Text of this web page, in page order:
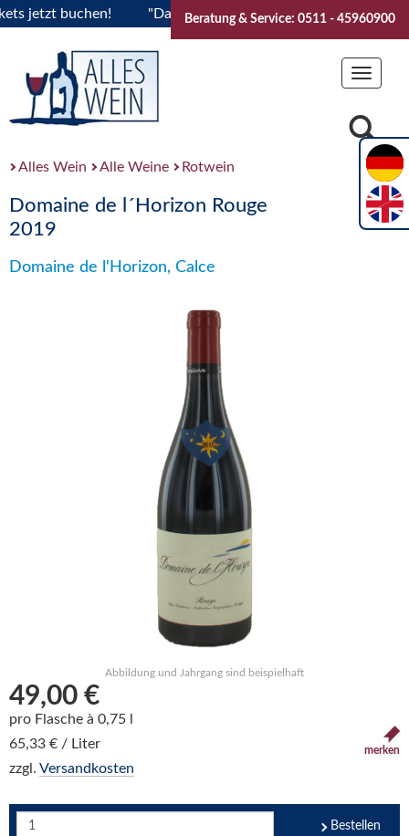
buchen! "Das Sommerfest 2026" Vive la
Beratung & Service: 0511 - 45960900
Toggle
Alles Wein Alle Weine Rotwein
Domaine de l´Horizon Rouge
2019
Domaine de l'Horizon, Calce
Abbildung und Jahrgang sind beispielhaft
49,00 €
pro Flasche à 0,75 l
65,33 € / Liter
zzgl. Versandkosten
merken
Bestellen